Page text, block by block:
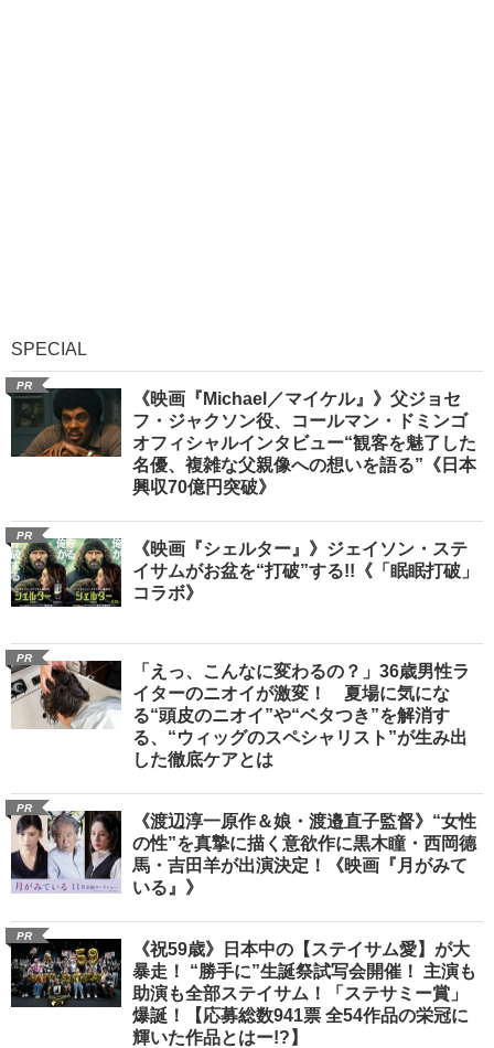
SPECIAL
PR
《映画『Michael／マイケル』》父ジョセ
フ・ジャクソン役、コールマン・ドミンゴ
オフィシャルインタビュー“観客を魅了した
名優、複雑な父親像への想いを語る”《日本
興収70億円突破》
PR
《映画『シェルター』》ジェイソン・ステ
イサムがお盆を“打破”する!!《「眠眠打破」
コラボ》
PR
「えっ、こんなに変わるの？」36歳男性ラ
イターのニオイが激変！ 夏場に気にな
る“頭皮のニオイ”や“ベタつき”を解消す
る、“ウィッグのスペシャリスト”が生み出
した徹底ケアとは
PR
《渡辺淳一原作＆娘・渡邉直子監督》“女性
の性”を真摯に描く意欲作に黒木瞳・西岡德
馬・吉田羊が出演決定！《映画『月がみて
いる』》
PR
《祝59歳》日本中の【ステイサム愛】が大
暴走！ “勝手に”生誕祭試写会開催！ 主演も
助演も全部ステイサム！「ステサミー賞」
爆誕！【応募総数941票 全54作品の栄冠に
輝いた作品とはー!?】